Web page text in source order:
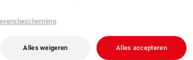
Koks- en bakkersbroek Kiew
v.a.
.
Alles weigeren Alles accepteren